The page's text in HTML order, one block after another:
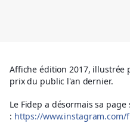
Affiche édition 2017, illustrée
prix du public l'an dernier.
Le Fidep a désormais sa
: https://www.instagram.com/